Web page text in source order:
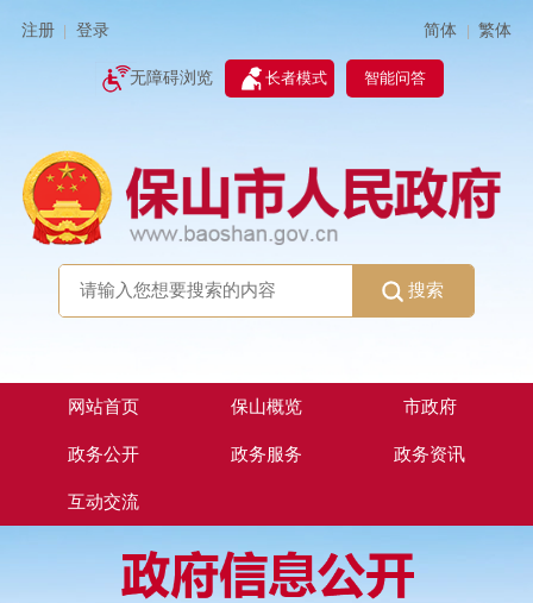
注册 登录 简体 | 繁体
无障碍浏览 长者模式 智能问答
搜索
网站首页 保山概览 市政府
政务公开 政务服务 政务资讯
互动交流